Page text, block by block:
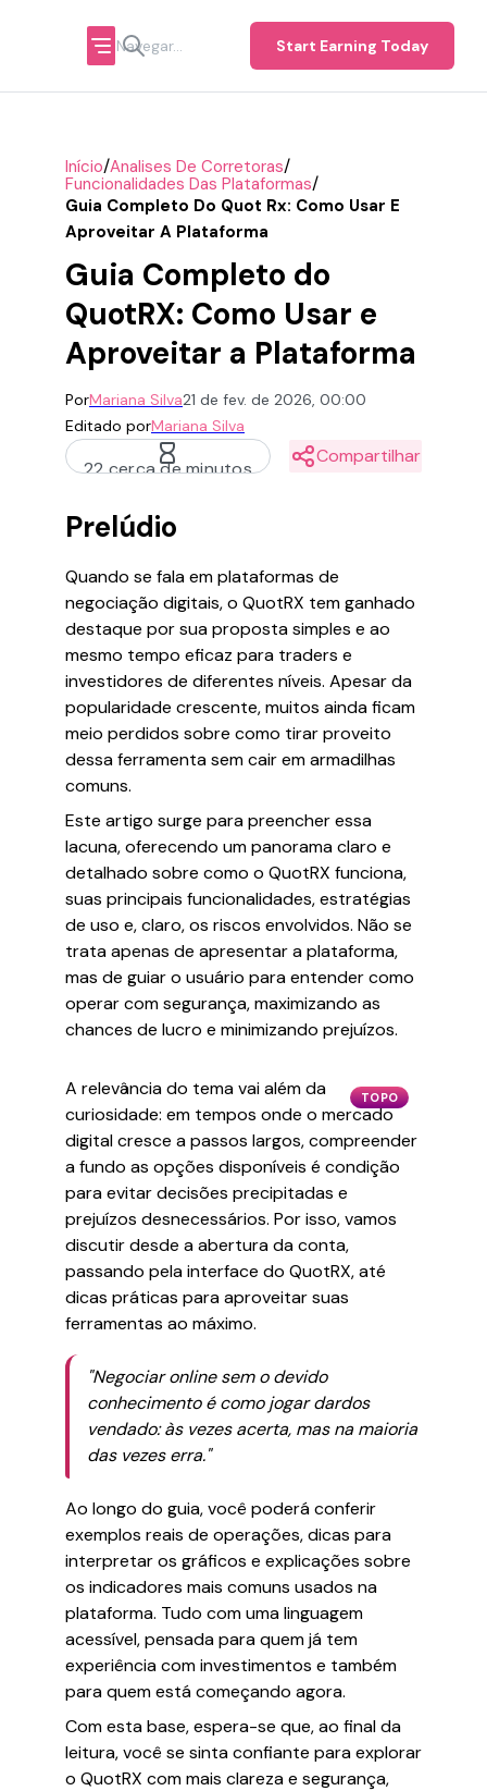
Start Earning Today
Início/Analises De Corretoras/
Funcionalidades Das Plataformas/
Guia Completo Do Quot Rx: Como Usar E
Aproveitar A Plataforma
Guia Completo do
QuotRX: Como Usar e
Aproveitar a Plataforma
PorMariana Silva21 de fev. de 2026, 00:00
Editado porMariana Silva
22 cerca de minutos
Compartilhar
Prelúdio
Quando se fala em plataformas de
negociação digitais, o QuotRX tem ganhado
destaque por sua proposta simples e ao
mesmo tempo eficaz para traders e
investidores de diferentes níveis. Apesar da
popularidade crescente, muitos ainda ficam
meio perdidos sobre como tirar proveito
dessa ferramenta sem cair em armadilhas
comuns.
Este artigo surge para preencher essa
lacuna, oferecendo um panorama claro e
detalhado sobre como o QuotRX funciona,
suas principais funcionalidades, estratégias
de uso e, claro, os riscos envolvidos. Não se
trata apenas de apresentar a plataforma,
mas de guiar o usuário para entender como
operar com segurança, maximizando as
chances de lucro e minimizando prejuízos.
TOPO
A relevância do tema vai além da
curiosidade: em tempos onde o mercado
digital cresce a passos largos, compreender
a fundo as opções disponíveis é condição
para evitar decisões precipitadas e
prejuízos desnecessários. Por isso, vamos
discutir desde a abertura da conta,
passando pela interface do QuotRX, até
dicas práticas para aproveitar suas
ferramentas ao máximo.
"Negociar online sem o devido
conhecimento é como jogar dardos
vendado: às vezes acerta, mas na maioria
das vezes erra."
Ao longo do guia, você poderá conferir
exemplos reais de operações, dicas para
interpretar os gráficos e explicações sobre
os indicadores mais comuns usados na
plataforma. Tudo com uma linguagem
acessível, pensada para quem já tem
experiência com investimentos e também
para quem está começando agora.
Com esta base, espera-se que, ao final da
leitura, você se sinta confiante para explorar
o QuotRX com mais clareza e segurança,